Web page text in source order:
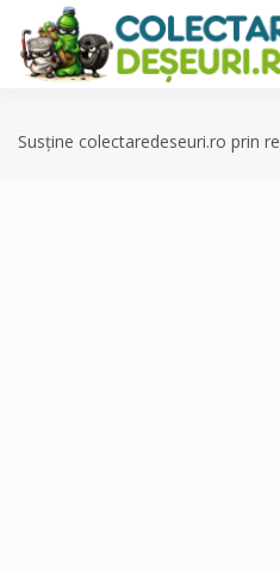
content
Susține colectaredeseuri.ro prin